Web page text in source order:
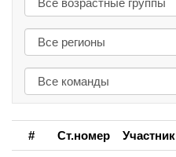
# Ст.номер Участник